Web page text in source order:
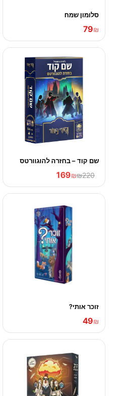
סלומון שמח
₪
79
שם קוד – בחזרה להוגוורטס
₪220
₪
169
זוכר אותי?
₪
49